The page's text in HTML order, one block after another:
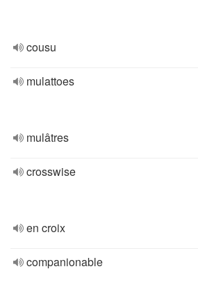
cousu
mulattoes
mulâtres
crosswise
en croix
companionable